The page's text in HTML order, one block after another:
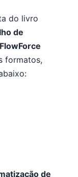
do livro
de
formatos,
de